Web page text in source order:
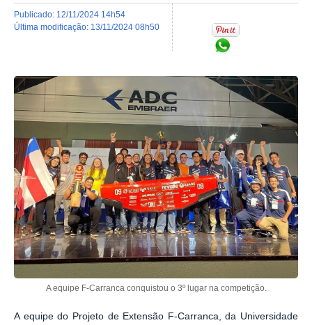
publicado: 12/11/2024 14h54
última modificação: 13/11/2024 08h50
A equipe F-Carranca conquistou o 3º lugar na competição.
A equipe do Projeto de Extensão F-Carranca, da Universidade